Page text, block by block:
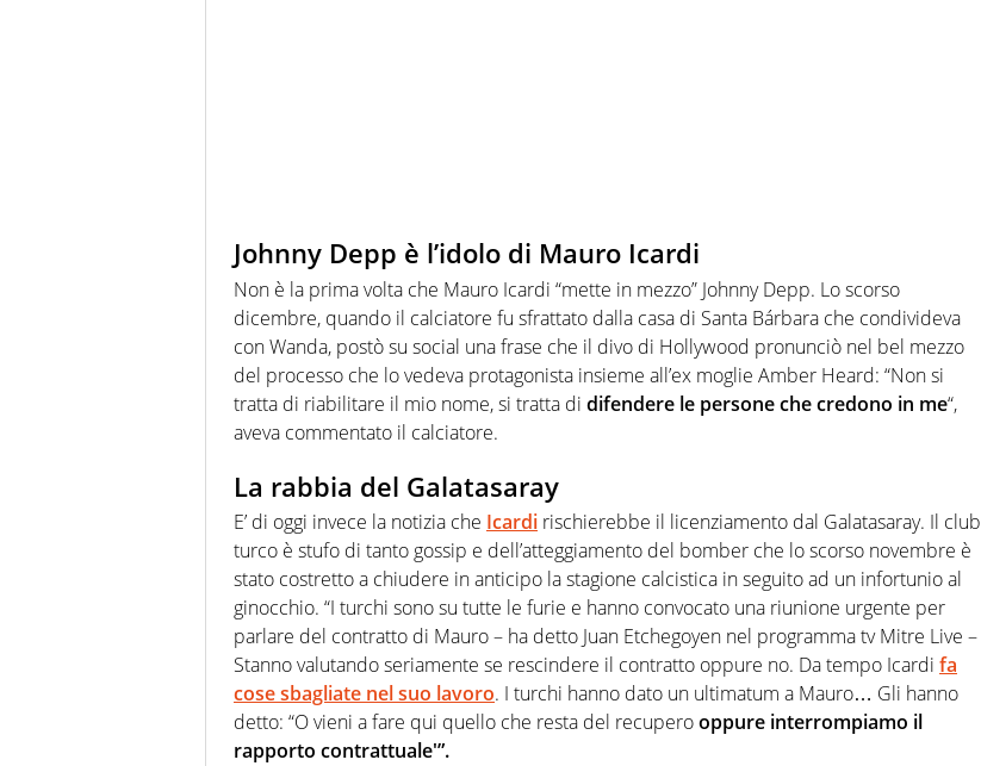
Johnny Depp è l’idolo di Mauro Icardi
Non è la prima volta che Mauro Icardi “mette in mezzo” Johnny Depp. Lo scorso
dicembre, quando il calciatore fu sfrattato dalla casa di Santa Bárbara che condivideva
con Wanda, postò su social una frase che il divo di Hollywood pronunciò nel bel mezzo
del processo che lo vedeva protagonista insieme all’ex moglie Amber Heard: “Non si
tratta di riabilitare il mio nome, si tratta di difendere le persone che credono in me“,
aveva commentato il calciatore.
La rabbia del Galatasaray
E’ di oggi invece la notizia che Icardi rischierebbe il licenziamento dal Galatasaray. Il club
turco è stufo di tanto gossip e dell’atteggiamento del bomber che lo scorso novembre è
stato costretto a chiudere in anticipo la stagione calcistica in seguito ad un infortunio al
ginocchio. “I turchi sono su tutte le furie e hanno convocato una riunione urgente per
parlare del contratto di Mauro – ha detto Juan Etchegoyen nel programma tv Mitre Live –
Stanno valutando seriamente se rescindere il contratto oppure no. Da tempo Icardi fa
cose sbagliate nel suo lavoro. I turchi hanno dato un ultimatum a Mauro… Gli hanno
detto: “O vieni a fare qui quello che resta del recuperooppure interrompiamo il
rapporto contrattuale'”.